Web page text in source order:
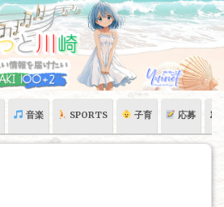
音楽 SPORTS 子育 応募 🏛